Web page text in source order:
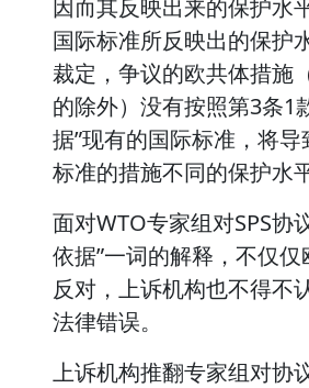
因而其反映出来的保护水
国际标准所反映出的保护
裁定，争议的欧共体措施
的除外）没有按照第3条1
据”现有的国际标准，将
标准的措施不同的保护水平
面对WTO专家组对SPS协
依据”一词的解释，不仅仅
反对，上诉机构也不得不
法律错误。
上诉机构推翻专家组对协